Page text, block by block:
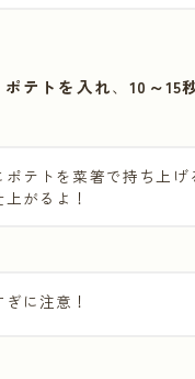
テトを入れ、10～15
ポテトを菜箸で持ち上げ
上がるよ！
に注意！